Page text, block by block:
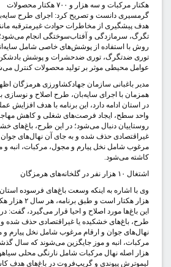
هکتار مرکبات و سه هزار و ۷۰۰ هکتار محصولات
دانست و تصریح کرد: اجرای طرح سایه‌بان با
پیشگیری از مخاطرات حوادث غیرمترقبه مانند
سرمازدگی و آفتاب‌سوختگی انجام می‌شود؛ در این
با استفاده از پوشش‌های خاصی شامل سایه‌اندازها،
ضدتگرگ، توری ضدحشرات و پوشش بادشکن،
محیطی موثر بر تولید محصولات کنترل می‌شوند.
باغبانی سازمان جهادکشاورزی هرمزگان اظهار کرد:
با اجرای سایه‌بان، طرح اصلاح و نوسازی باغ‌ها نیز
استان ادامه دارد، این برنامه با هدف افزایش عملکرد در
سطح، ایجاد فرصت‌های شغلی و کاهش مهاجرت
دنبال می‌شود؛ در این طرح، باغ‌های خشکیده یا
حذف شده و به جای آن نهال‌های جوان و ارقام
شامل نخل پیارم و مجول، مرکبات، انبه و موز
می‌شود.
وی با اشاره به اینکه وسعت باغ‌های فرسوده استان ۱۵
هزار هکتار است و طبق برنامه، هر سال ۲ هزار هکتار از
باغ‌ها مورد اصلاح و احیا قرار می‌گیرد، گفت: در این
باغ‌های خشکیده یا غیراقتصادی حذف شده و
جوان و ارقام مرغوب شامل نخل پیارم و مجول،
مرکبات، انبه و موز جایگزین می‌شوند که سال گذشته ۵۲
اصله نهال مرکبات شامل نارنگی محلی سیاهو،
پیوندی و گریپ‌فروت در باغ‌های هدف کاشته